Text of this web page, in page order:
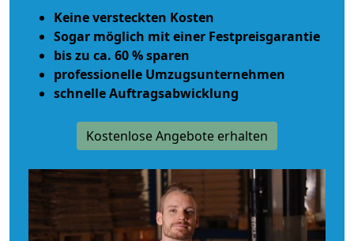
Keine versteckten Kosten
Sogar möglich mit einer Festpreisgarantie
bis zu ca. 60 % sparen
professionelle Umzugsunternehmen
schnelle Auftragsabwicklung
Kostenlose Angebote erhalten